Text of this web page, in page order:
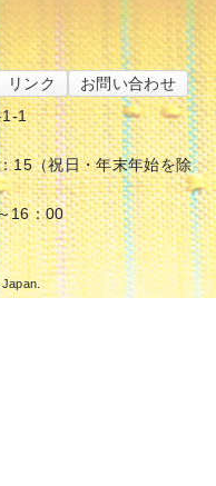
リンク
お問い合わせ
1-1
15（祝日・年末年始を除
16：00